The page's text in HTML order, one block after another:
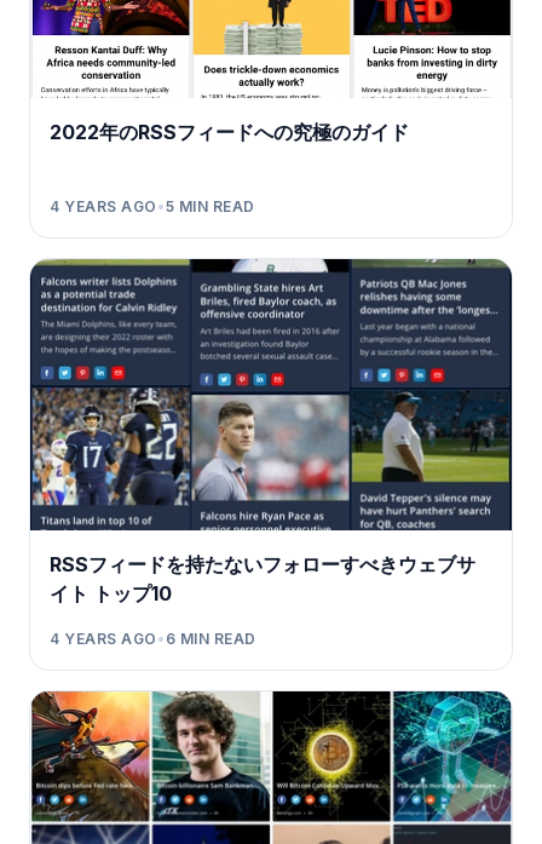
2022年のRSSフィードへの究極のガイド
4 YEARS AGO •5 MIN READ
RSSフィードを持たないフォローすべきウェブサ
イト トップ10
4 YEARS AGO • 6 MIN READ